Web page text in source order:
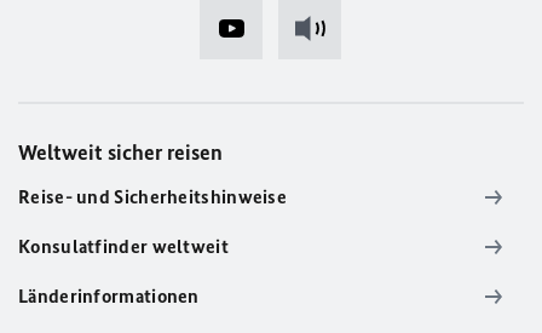
Weltweit sicher reisen
Reise- und Sicherheitshinweise
Konsulatfinder weltweit
Länderinformationen